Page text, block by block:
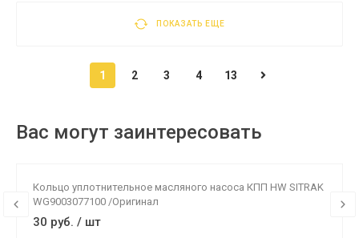
ПОКАЗАТЬ ЕЩЕ
1 2 3 4 13
Вас могут заинтересовать
Кольцо уплотнительное масляного насоса КПП HW SITRAK
WG9003077100 /Оригинал
30 руб. / шт